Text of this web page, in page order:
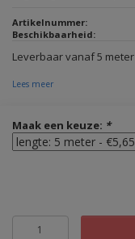
Artikelnummer:
Beschikbaarheid:
Leverbaar vanaf 5 meter
Lees meer
Maak een keuze: *